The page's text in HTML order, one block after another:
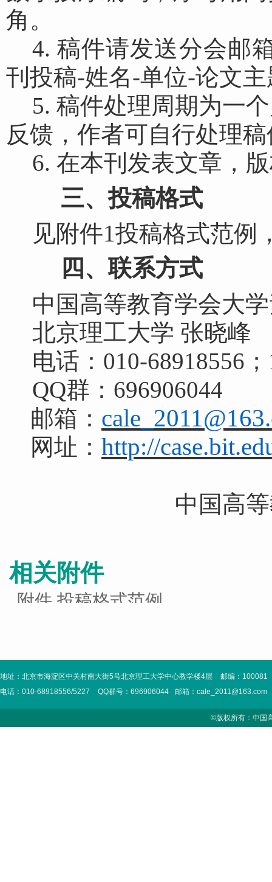
角。
4. 稿件请发送分会邮
刊投稿-姓名-单位-论文主
5. 稿件处理周期为一
反馈，作者可自行处理
6. 在本刊发表文章，
三、投稿格式
见附件1投稿格式范例
四、联系方式
中国高等教育学会大
北京理工大学 张晓峰
电话： 010-68918556 ；
QQ群：696906044
邮箱：
网址： http://
中国高
相关附件
附件.投稿格式范例
地址：北京市海淀区中关村南大街5号北京理工大学中心教学楼4层
邮编：100081
电话：010-68918556/5227
QQ群号：696906044 邮箱：cale_2011@163.com
©版权所有：中国